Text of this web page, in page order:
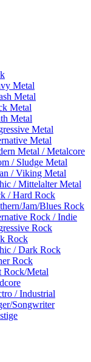
Metal
Metal
Metal
Metal
Metal
Metal
Metal / Metalcore
/ Sludge Metal
/ Viking Metal
/ Mittelalter Metal
/ Hard Rock
Jam/Blues Rock
Rock / Indie
Rock
Rock
/ Dark Rock
Rock
Rock/Metal
/ Industrial
Songwriter